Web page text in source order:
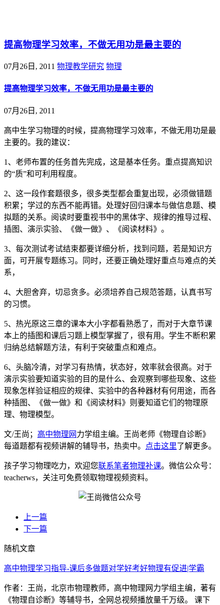
提高物理学习效率，不做无用功是最主要的
07月26日, 2011 物理教学研究 物理
提高物理学习效率，不做无用功是最主要的
07月26日, 2011
高中生学习物理的时候，提高物理学习效率，不做无用功是最
主要的。我的建议：
1、老师布置的任务首先完成，这是基本任务。重点提高知识
的“质”和可利用程度。
2、这一段作套题很多，很多类型都会重复出现，必须做错题
积累；学过的东西不能再错。处理好回归课本与做信息题、模
拟题的关系。阅读时要重视书中的黑体字、规律的推导过程、
插图、演示实验、《做一做》、《阅读材料》。
3、每次测试考试结束都要详细分析，找到问题，若是知识方
面，可开展专题练习。同时，还要正确处理好重点与难点的关
系，
4、大胆舍弃，切忌贪多。必须培养自己规范答题，认真书写
的习惯。
5、热光原这三章的课本大小字都看熟悉了，而对于大章节课
本上的插图和课后习题上模型掌握了，很有用。学生不断积累
归纳总结解题方法，有利于突破重点和难点。
6、头脑冷清，对学习有热情，状态好，效率就会很高。对于
演示实验要知道实验的目的是什么、会观察到哪些现象、这些
现象怎样验证相应的规律、实验中的各种器材有何用途，而各
种插图、《做一做》和《阅读材料》则要知道它们的物理原
理、物理模型。
文/王尚； 高中物理网 力学组主编。王尚老师《物理自诊断》
每道题都有视频讲解的辅导书，热卖中。
点击这里了解更多。
孩子学习物理吃力，欢迎您联系笔者物理补课。微信公众号：
teacherws，关注可免费领取物理视频资料。
上一篇
下一篇
随机文章
高中物理学习指导-课后多做题对学好考好物理有促进|学霸
作者：王尚，北京市物理教师，高中物理网力学组主编，著有
《物理自诊断》等辅导书，全网总视频播放量千万级。 课下